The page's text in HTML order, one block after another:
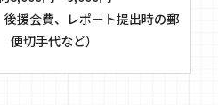
後援会費、レポート提出時の郵
便切手代など）